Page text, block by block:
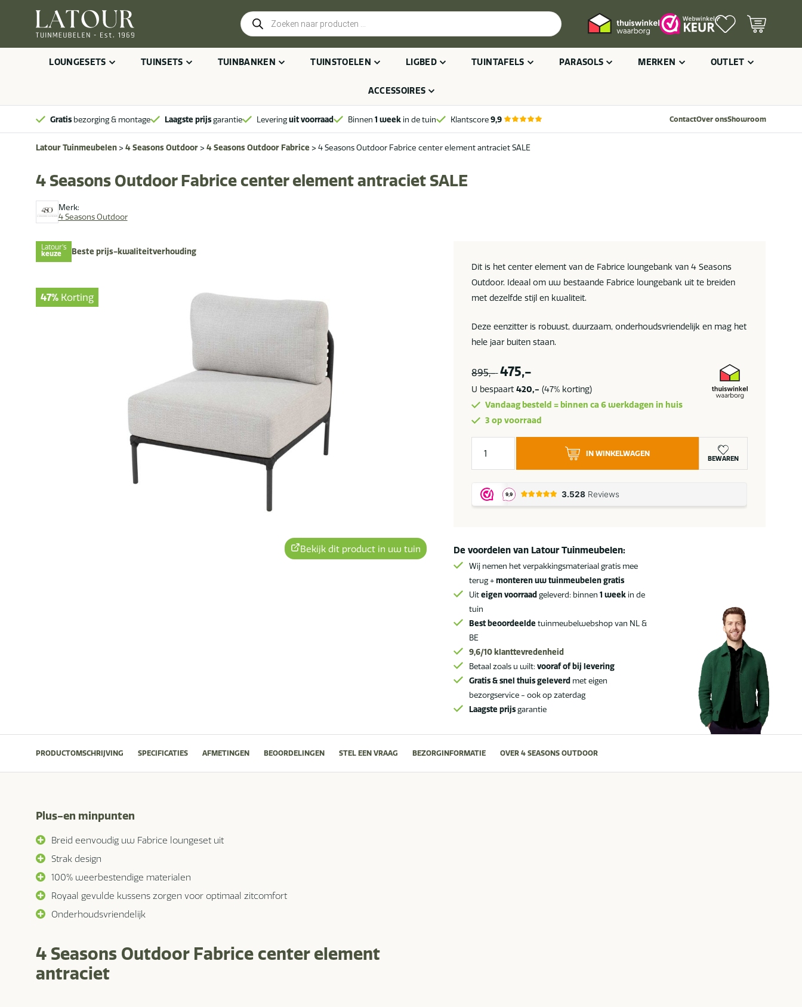
Producten
zoeken
LOUNGESETS TUINSETS TUINBANKEN TUINSTOELEN LIGBED TUINTAFELS PARASOLS MERKEN OUTLET
ACCESSOIRES
Gratis bezorging & montage Laagste prijsgarantie Leveringuit voorraad Binnen 1 week in de tuin Klantscore9,9 ContactOver onsShowroom
Latour Tuinmeubelen> 4 Seasons Outdoor> 4 Seasons Outdoor Fabrice> 4 Seasons Outdoor Fabrice center element antraciet SALE
Merk:
4 Seasons Outdoor
4 Seasons Outdoor Fabrice center element antraciet SALE
Latour's
keuze Beste prijs-kwaliteitverhouding
47% Korting
Bekijk dit product in uw tuin
Dit is het center element van de Fabrice loungebank van 4 Seasons
Outdoor. Ideaal om uw bestaande Fabrice loungebank uit te breiden
met dezelfde stijl en kwaliteit.
Deze eenzitter is robuust, duurzaam, onderhoudsvriendelijk en mag het
hele jaar buiten staan.
895,- 475,-
U bespaart420,- (47% korting)
Vandaag besteld = binnen ca 6 werkdagen in huis
3 op voorraad
Seasons
Fabrice
center
SALE
aantal
IN WINKELWAGEN
BEWAREN
De voordelen van Latour Tuinmeubelen:
Wij nemen het verpakkingsmateriaal gratis mee
terug +monteren uw tuinmeubelen gratis
Uiteigen voorraad geleverd: binnen1 week in de
tuin
Best beoordeelde tuinmeubelwebshop van NL &
BE
9,6/10 klanttevredenheid
Betaal zoals u wilt:vooraf of bij levering
Gratis & snel thuis geleverd met eigen
bezorgservice - ook op zaterdag
Laagste prijsgarantie
PRODUCTOMSCHRIJVING SPECIFICATIES AFMETINGEN BEOORDELINGEN STEL EEN VRAAG BEZORGINFORMATIE OVER 4 SEASONS OUTDOOR
Plus-en minpunten
Breid eenvoudig uw Fabrice loungeset uit
Strak design
100% weerbestendige materialen
Royaal gevulde kussens zorgen voor optimaal zitcomfort
Onderhoudsvriendelijk
4 Seasons Outdoor Fabrice center element
antraciet